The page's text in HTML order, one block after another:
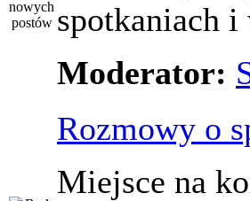
spotkaniach i
Moderator:
Rozmowy o
Miejsce na